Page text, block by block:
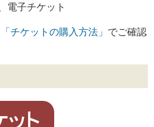
電子チケット
「チケットの購入方法」 でご確認